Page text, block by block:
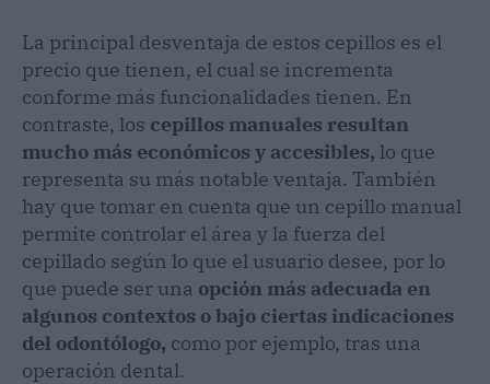
La principal desventaja de estos cepillos es el
precio que tienen, el cual se incrementa
conforme más funcionalidades tienen. En
contraste, los cepillos manuales resultan
mucho más económicos y accesibles, lo que
representa su más notable ventaja. También
hay que tomar en cuenta que un cepillo manual
permite controlar el área y la fuerza del
cepillado según lo que el usuario desee, por lo
que puede ser una opción más adecuada en
algunos contextos o bajo ciertas indicaciones
del odontólogo, como por ejemplo, tras una
operación dental.